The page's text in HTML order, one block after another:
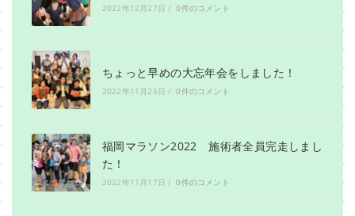
2022年12月27日 / 0件のコメント
ちょっと早めの大忘年会をしました！
2022年11月25日 / 0件のコメント
福岡マラソン2022 施術者全員完走しまし
た！
2022年11月17日 / 0件のコメント